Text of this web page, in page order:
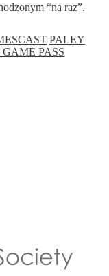
“na raz”.
PALEY
PASS